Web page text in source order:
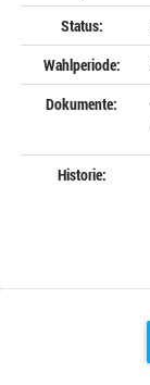
Status:
Wahlperiode:
Dokumente:
Historie: